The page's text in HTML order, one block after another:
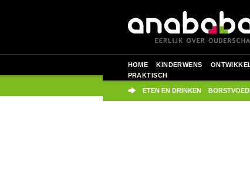
HOME KINDERWENS
PRAKTISCH
ETEN EN DRINKEN